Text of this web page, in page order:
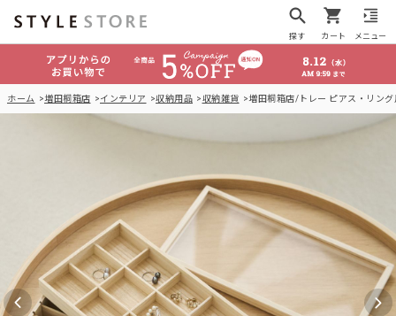
探す カート メニュー
ホーム 増田桐箱店 インテリア 収納用品 収納雑貨 増田桐箱店/トレー ピアス・リン